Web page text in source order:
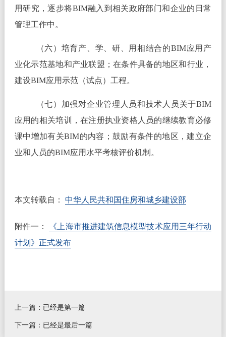
用研究，逐步将BIM融入到相关政府部门和企业的日常
管理工作中。
（六）培育产、学、研、用相结合的BIM应用产
业化示范基地和产业联盟；在条件具备的地区和行业，
建设BIM应用示范（试点）工程。
（七）加强对企业管理人员和技术人员关于BIM
应用的相关培训，在注册执业资格人员的继续教育必修
课中增加有关BIM的内容；鼓励有条件的地区，建立企
业和人员的BIM应用水平考核评价机制。
本文转载自： 中华人民共和国住房和城乡建设部
附件一：
《上海市推进建筑信息模型技术应用三年行动
计划》正式发布
上一篇：已经是第一篇
下一篇：已经是最后一篇